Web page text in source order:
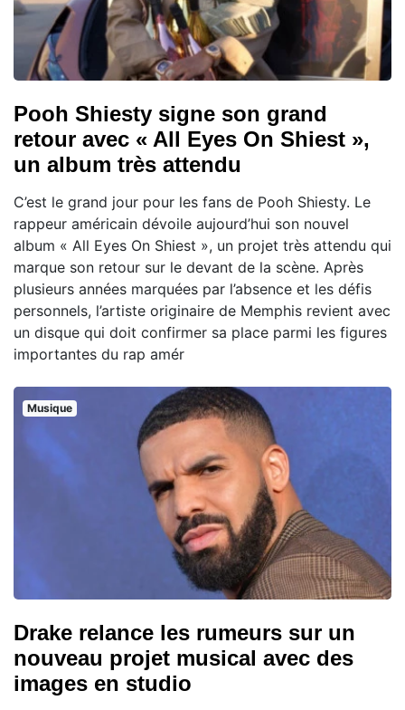
Pooh Shiesty signe son grand
retour avec « All Eyes On Shiest »,
un album très attendu
C’est le grand jour pour les fans de Pooh Shiesty. Le
rappeur américain dévoile aujourd’hui son nouvel
album « All Eyes On Shiest », un projet très attendu qui
marque son retour sur le devant de la scène. Après
plusieurs années marquées par l’absence et les défis
personnels, l’artiste originaire de Memphis revient avec
un disque qui doit confirmer sa place parmi les figures
importantes du rap amér
Musique
Drake relance les rumeurs sur un
nouveau projet musical avec des
images en studio